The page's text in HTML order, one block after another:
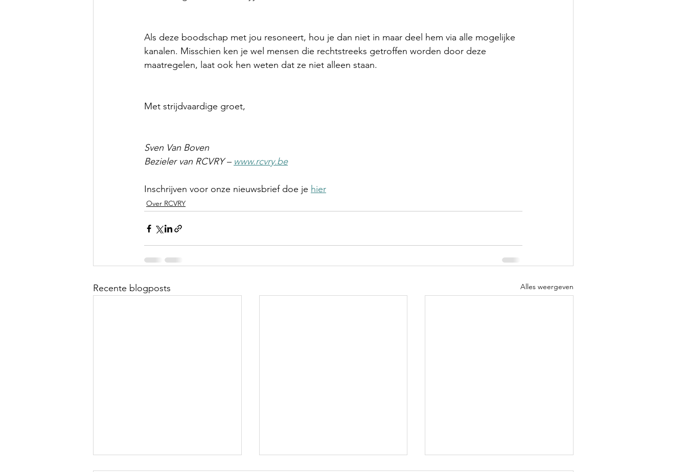
Als deze boodschap met jou resoneert, hou je dan niet in maar deel hem via alle mogelijke
kanalen. Misschien ken je wel mensen die rechtstreeks getroffen worden door deze
maatregelen, laat ook hen weten dat ze niet alleen staan.
Met strijdvaardige groet,
Sven Van Boven
Bezieler van RCVRY – www.rcvry.be
Inschrijven voor onze nieuwsbrief doe je hier
Over RCVRY
Recente blogposts Alles weergeven